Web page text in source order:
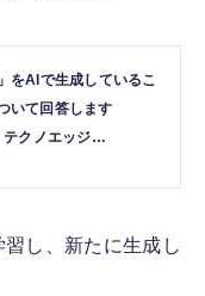
をAIで生成しているこ
いて回答します
クノエッジ
し、新たに生成し